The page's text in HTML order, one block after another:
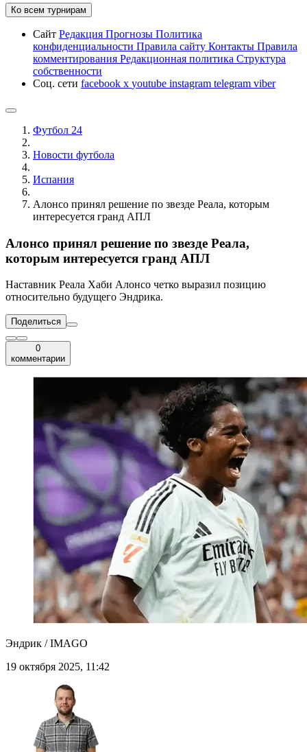
Ко всем турнирам
Сайт Редакция Прогнозы Политика
конфиденциальности Правила сайту Контакты Правила
комментирования Редакционная политика Структура
собственности
Соц. сети facebook x youtube instagram telegram viber
Футбол 24
Новости футбола
Испания
Алонсо принял решение по звезде Реала, которым
интересуется гранд АПЛ
Алонсо принял решение по звезде Реала,
которым интересуется гранд АПЛ
Наставник Реала Хаби Алонсо четко выразил позицию
относительно будущего Эндрика.
Поделиться
0
комментарии
Эндрик / IMAGO
19 октября 2025, 11:42